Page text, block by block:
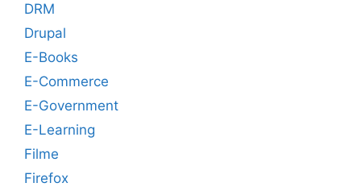
DRM
Drupal
E-Books
E-Commerce
E-Government
E-Learning
Filme
Firefox